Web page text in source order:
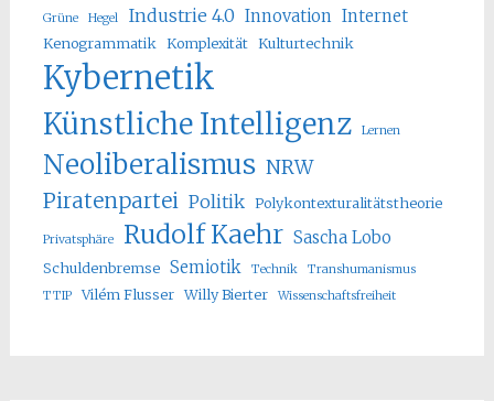
Grüne Hegel Industrie 4.0 Innovation Internet
Kenogrammatik Komplexität Kulturtechnik
Kybernetik
Künstliche Intelligenz Lernen
Neoliberalismus NRW
Piratenpartei Politik Polykontexturalitätstheorie
Privatsphäre Rudolf Kaehr Sascha Lobo
Schuldenbremse Semiotik Technik
Transhumanismus
TTIP
Vilém Flusser Willy Bierter Wissenschaftsfreiheit